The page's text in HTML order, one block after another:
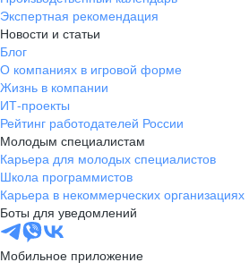
Экспертная рекомендация
Новости и статьи
Блог
О компаниях в игровой форме
Жизнь в компании
ИТ-проекты
Рейтинг работодателей России
Молодым специалистам
Карьера для молодых специалистов
Школа программистов
Карьера в некоммерческих организациях
Боты для уведомлений
Мобильное приложение